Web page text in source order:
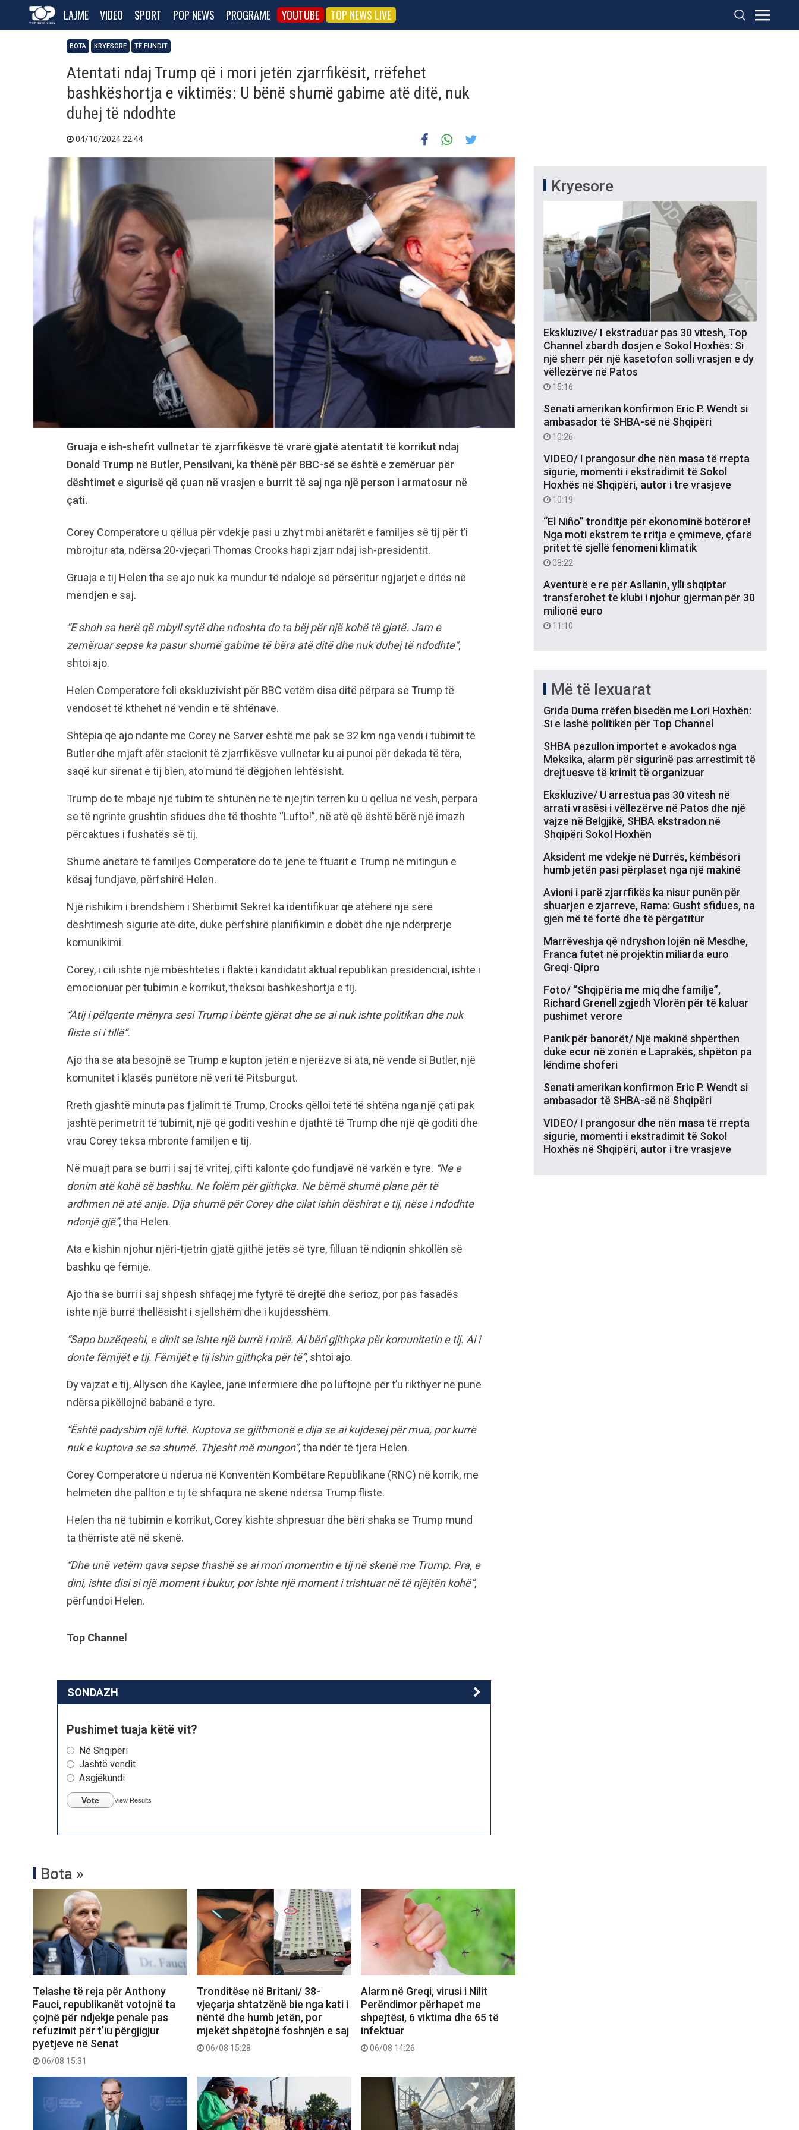
LAJME VIDEO SPORT POP NEWS PROGRAME YOUTUBE TOP NEWS LIVE
BOTA KRYESORE TË FUNDIT
Atentati ndaj Trump që i mori jetën zjarrfikësit, rrëfehet
bashkëshortja e viktimës: U bënë shumë gabime atë ditë, nuk
duhej të ndodhte
04/10/2024 22:44
Gruaja e ish-shefit vullnetar të zjarrfikësve të vrarë gjatë atentatit të korrikut ndaj
Donald Trump në Butler, Pensilvani, ka thënë për BBC-së se është e zemëruar për
dështimet e sigurisë që çuan në vrasjen e burrit të saj nga një person i armatosur në
çati.
Corey Comperatore u qëllua për vdekje pasi u zhyt mbi anëtarët e familjes së tij për t’i
mbrojtur ata, ndërsa 20-vjeçari Thomas Crooks hapi zjarr ndaj ish-presidentit.
Gruaja e tij Helen tha se ajo nuk ka mundur të ndalojë së përsëritur ngjarjet e ditës në
mendjen e saj.
“E shoh sa herë që mbyll sytë dhe ndoshta do ta bëj për një kohë të gjatë. Jam e
zemëruar sepse ka pasur shumë gabime të bëra atë ditë dhe nuk duhej të ndodhte”,
shtoi ajo.
Helen Comperatore foli ekskluzivisht për BBC vetëm disa ditë përpara se Trump të
vendoset të kthehet në vendin e të shtënave.
Shtëpia që ajo ndante me Corey në Sarver është më pak se 32 km nga vendi i tubimit të
Butler dhe mjaft afër stacionit të zjarrfikësve vullnetar ku ai punoi për dekada të tëra,
saqë kur sirenat e tij bien, ato mund të dëgjohen lehtësisht.
Trump do të mbajë një tubim të shtunën në të njëjtin terren ku u qëllua në vesh, përpara
se të ngrinte grushtin sfidues dhe të thoshte “Lufto!”, në atë që është bërë një imazh
përcaktues i fushatës së tij.
Shumë anëtarë të familjes Comperatore do të jenë të ftuarit e Trump në mitingun e
kësaj fundjave, përfshirë Helen.
Një rishikim i brendshëm i Shërbimit Sekret ka identifikuar që atëherë një sërë
dështimesh sigurie atë ditë, duke përfshirë planifikimin e dobët dhe një ndërprerje
komunikimi.
Corey, i cili ishte një mbështetës i flaktë i kandidatit aktual republikan presidencial, ishte i
emocionuar për tubimin e korrikut, theksoi bashkëshortja e tij.
“Atij i pëlqente mënyra sesi Trump i bënte gjërat dhe se ai nuk ishte politikan dhe nuk
fliste si i tillë”.
Ajo tha se ata besojnë se Trump e kupton jetën e njerëzve si ata, në vende si Butler, një
komunitet i klasës punëtore në veri të Pitsburgut.
Rreth gjashtë minuta pas fjalimit të Trump, Crooks qëlloi tetë të shtëna nga një çati pak
jashtë perimetrit të tubimit, një që goditi veshin e djathtë të Trump dhe një që goditi dhe
vrau Corey teksa mbronte familjen e tij.
Në muajt para se burri i saj të vritej, çifti kalonte çdo fundjavë në varkën e tyre. “Ne e
donim atë kohë së bashku. Ne folëm për gjithçka. Ne bëmë shumë plane për të
ardhmen në atë anije. Dija shumë për Corey dhe cilat ishin dëshirat e tij, nëse i ndodhte
ndonjë gjë”, tha Helen.
Ata e kishin njohur njëri-tjetrin gjatë gjithë jetës së tyre, filluan të ndiqnin shkollën së
bashku që fëmijë.
Ajo tha se burri i saj shpesh shfaqej me fytyrë të drejtë dhe serioz, por pas fasadës
ishte një burrë thellësisht i sjellshëm dhe i kujdesshëm.
“Sapo buzëqeshi, e dinit se ishte një burrë i mirë. Ai bëri gjithçka për komunitetin e tij. Ai i
donte fëmijët e tij. Fëmijët e tij ishin gjithçka për të”, shtoi ajo.
Dy vajzat e tij, Allyson dhe Kaylee, janë infermiere dhe po luftojnë për t’u rikthyer në punë
ndërsa pikëllojnë babanë e tyre.
“Është padyshim një luftë. Kuptova se gjithmonë e dija se ai kujdesej për mua, por kurrë
nuk e kuptova se sa shumë. Thjesht më mungon”, tha ndër të tjera Helen.
Corey Comperatore u nderua në Konventën Kombëtare Republikane (RNC) në korrik, me
helmetën dhe pallton e tij të shfaqura në skenë ndërsa Trump fliste.
Helen tha në tubimin e korrikut, Corey kishte shpresuar dhe bëri shaka se Trump mund
ta thërriste atë në skenë.
“Dhe unë vetëm qava sepse thashë se ai mori momentin e tij në skenë me Trump. Pra, e
dini, ishte disi si një moment i bukur, por ishte një moment i trishtuar në të njëjtën kohë”,
përfundoi Helen.
Top Channel
SONDAZH
Pushimet tuaja këtë vit?
Në Shqipëri
Jashtë vendit
Asgjëkundi
Vote View Results
Bota »
Telashe të reja për Anthony
Fauci, republikanët votojnë ta
çojnë për ndjekje penale pas
refuzimit për t’iu përgjigjur
pyetjeve në Senat
06/08 15:31
Tronditëse në Britani/ 38-
vjeçarja shtatzënë bie nga kati i
nëntë dhe humb jetën, por
mjekët shpëtojnë foshnjën e saj
06/08 15:28
Alarm në Greqi, virusi i Nilit
Perëndimor përhapet me
shpejtësi, 6 viktima dhe 65 të
infektuar
06/08 14:26
Kryesore
Ekskluzive/ I ekstraduar pas 30 vitesh, Top
Channel zbardh dosjen e Sokol Hoxhës: Si
një sherr për një kasetofon solli vrasjen e dy
vëllezërve në Patos
15:16
Senati amerikan konfirmon Eric P. Wendt si
ambasador të SHBA-së në Shqipëri
10:26
VIDEO/ I prangosur dhe nën masa të rrepta
sigurie, momenti i ekstradimit të Sokol
Hoxhës në Shqipëri, autor i tre vrasjeve
10:19
“El Niño” tronditje për ekonominë botërore!
Nga moti ekstrem te rritja e çmimeve, çfarë
pritet të sjellë fenomeni klimatik
08:22
Aventurë e re për Asllanin, ylli shqiptar
transferohet te klubi i njohur gjerman për 30
milionë euro
11:10
Më të lexuarat
Grida Duma rrëfen bisedën me Lori Hoxhën:
Si e lashë politikën për Top Channel
SHBA pezullon importet e avokados nga
Meksika, alarm për sigurinë pas arrestimit të
drejtuesve të krimit të organizuar
Ekskluzive/ U arrestua pas 30 vitesh në
arrati vrasësi i vëllezërve në Patos dhe një
vajze në Belgjikë, SHBA ekstradon në
Shqipëri Sokol Hoxhën
Aksident me vdekje në Durrës, këmbësori
humb jetën pasi përplaset nga një makinë
Avioni i parë zjarrfikës ka nisur punën për
shuarjen e zjarreve, Rama: Gusht sfidues, na
gjen më të fortë dhe të përgatitur
Marrëveshja që ndryshon lojën në Mesdhe,
Franca futet në projektin miliarda euro
Greqi-Qipro
Foto/ “Shqipëria me miq dhe familje”,
Richard Grenell zgjedh Vlorën për të kaluar
pushimet verore
Panik për banorët/ Një makinë shpërthen
duke ecur në zonën e Laprakës, shpëton pa
lëndime shoferi
Senati amerikan konfirmon Eric P. Wendt si
ambasador të SHBA-së në Shqipëri
VIDEO/ I prangosur dhe nën masa të rrepta
sigurie, momenti i ekstradimit të Sokol
Hoxhës në Shqipëri, autor i tre vrasjeve